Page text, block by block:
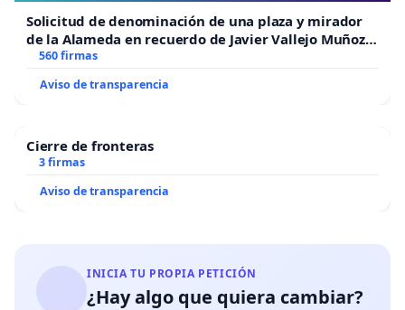
Solicitud de denominación de una plaza y mirador
de la Alameda en recuerdo de Javier Vallejo Muñoz
“Mazinger”
560 firmas
Aviso de transparencia
Cierre de fronteras
3 firmas
Aviso de transparencia
INICIA TU PROPIA PETICIÓN
¿Hay algo que quiera cambiar?